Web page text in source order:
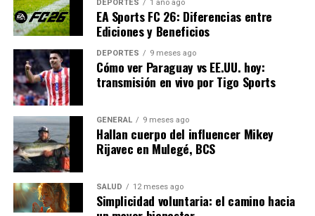
reducir la dependencia del gas importado. Sin embargo,
los expertos advierten que estos cambios no tendrán un
impacto inmediato.
“La transición energética
es un proceso a largo
plazo,” explicó Carlos
López, experto en políticas
energéticas. “Necesitamos
soluciones a corto plazo
DEPORTES 1 año ago
EA Sports FC 26: Diferencias entre
Ediciones y Beneficios
DEPORTES 9 meses ago
Cómo ver Paraguay vs EE.UU. hoy:
transmisión en vivo por Tigo Sports
GENERAL 9 meses ago
Hallan cuerpo del influencer Mikey
Rijavec en Mulegé, BCS
SALUD 12 meses ago
Simplicidad voluntaria: el camino hacia